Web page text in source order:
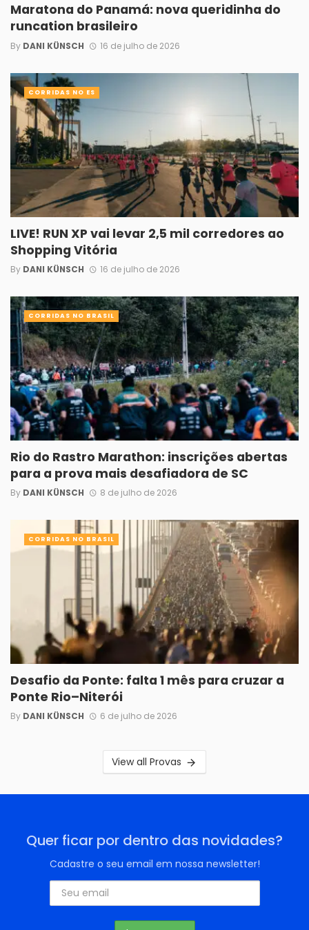
Maratona do Panamá: nova queridinha do
runcation brasileiro
By DANI KÜNSCH 16 de julho de 2026
LIVE! RUN XP vai levar 2,5 mil corredores ao
Shopping Vitória
By DANI KÜNSCH 16 de julho de 2026
CORRIDAS NO ES
Rio do Rastro Marathon: inscrições abertas
para a prova mais desafiadora de SC
By DANI KÜNSCH 8 de julho de 2026
CORRIDAS NO BRASIL
Desafio da Ponte: falta 1 mês para cruzar a
Ponte Rio–Niterói
By DANI KÜNSCH 6 de julho de 2026
CORRIDAS NO BRASIL
View all Provas
Quer ficar por dentro das novidades?
Cadastre o seu email em nossa newsletter!